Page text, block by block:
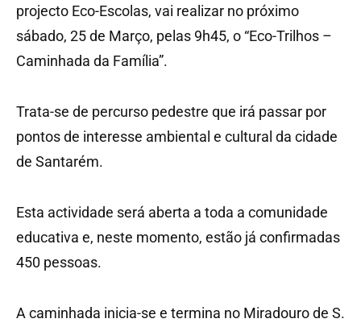
projecto Eco-Escolas, vai realizar no próximo
sábado, 25 de Março, pelas 9h45, o “Eco-Trilhos –
Caminhada da Família”.
Trata-se de percurso pedestre que irá passar por
pontos de interesse ambiental e cultural da cidade
de Santarém.
Esta actividade será aberta a toda a comunidade
educativa e, neste momento, estão já confirmadas
450 pessoas.
A caminhada inicia-se e termina no Miradouro de S.